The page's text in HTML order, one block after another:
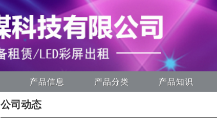
产品信息 产品分类 产品知识
公司动态